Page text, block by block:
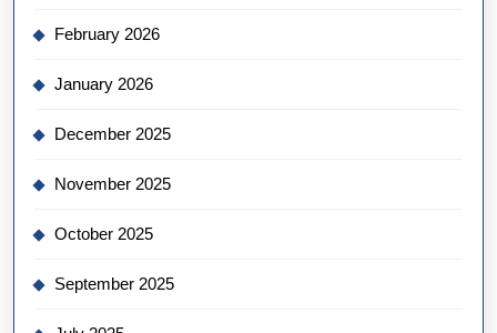
February 2026
January 2026
December 2025
November 2025
October 2025
September 2025